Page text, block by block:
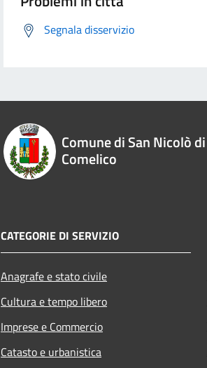
Segnala disservizio
Comune di San Nicolò di
Comelico
CATEGORIE DI SERVIZIO
Anagrafe e stato civile
Cultura e tempo libero
Imprese e Commercio
Catasto e urbanistica